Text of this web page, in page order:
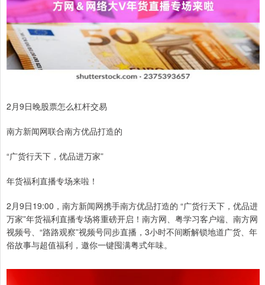
2月9日晚股票怎么杠杆交易
南方新闻网联合南方优品打造的
“广货行天下，优品进万家”
年货福利直播专场来啦！
2月9日19:00，南方新闻网携手南方优品打造的 “广货行天下，优品进
万家”年货福利直播专场将重磅开启！南方网、粤学习客户端、南方网
视频号、“路路观察”视频号同步直播，3小时不间断解锁地道广货、年
俗故事与超值福利，邀你一键囤满粤式年味。